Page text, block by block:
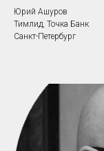
Юрий Ашуров
Тимлид, Точка Банк
Санкт-Петербург